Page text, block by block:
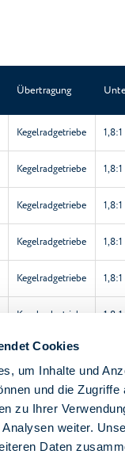
Cookies
um Inhalte und
und die
zu Ihrer
weiter.
Daten
Übertragung
Kegelradgetriebe 1,8:1
Kegelradgetriebe 1,8:1
Kegelradgetriebe 1,8:1
Kegelradgetriebe 1,8:1
Kegelradgetriebe 1,8:1
Kegelradgetriebe 1,8:1
Kegelradgetriebe
Kegelradgetriebe 1,8:1